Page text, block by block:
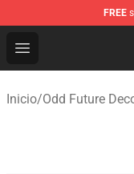
FREE
Open menu
Odd Future
Inicio/Odd Future